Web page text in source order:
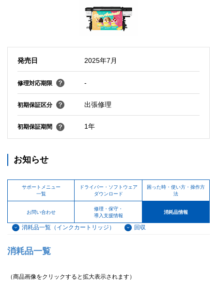
発売日 2025年7月
修理対応期限 -
初期保証区分 出張修理
初期保証期間 1年
お知らせ
サポートメニュー
一覧
ドライバー・ソフトウェア
ダウンロード
困った時・使い方・操作方
法
お問い合わせ
修理・保守・
導入支援情報
消耗品情報
消耗品一覧（インクカートリッジ） 回収
消耗品一覧
（商品画像をクリックすると拡大表示されます）